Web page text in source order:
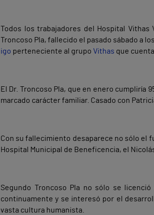
Todos los trabajadores del Hospital
Troncoso Pla, fallecido el pasado sábado a
igo perteneciente al grupo Vithas que
El Dr. Troncoso Pla, que en enero cumpliría
marcado carácter familiar. Casado con
Con su fallecimiento desaparece no sólo el
Hospital Municipal de Beneficencia, el
Segundo Troncoso Pla no sólo se
continuamente y se interesó por el
vasta cultura humanista.